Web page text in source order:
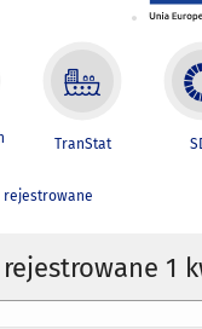
TranStat
rejestrowane
1